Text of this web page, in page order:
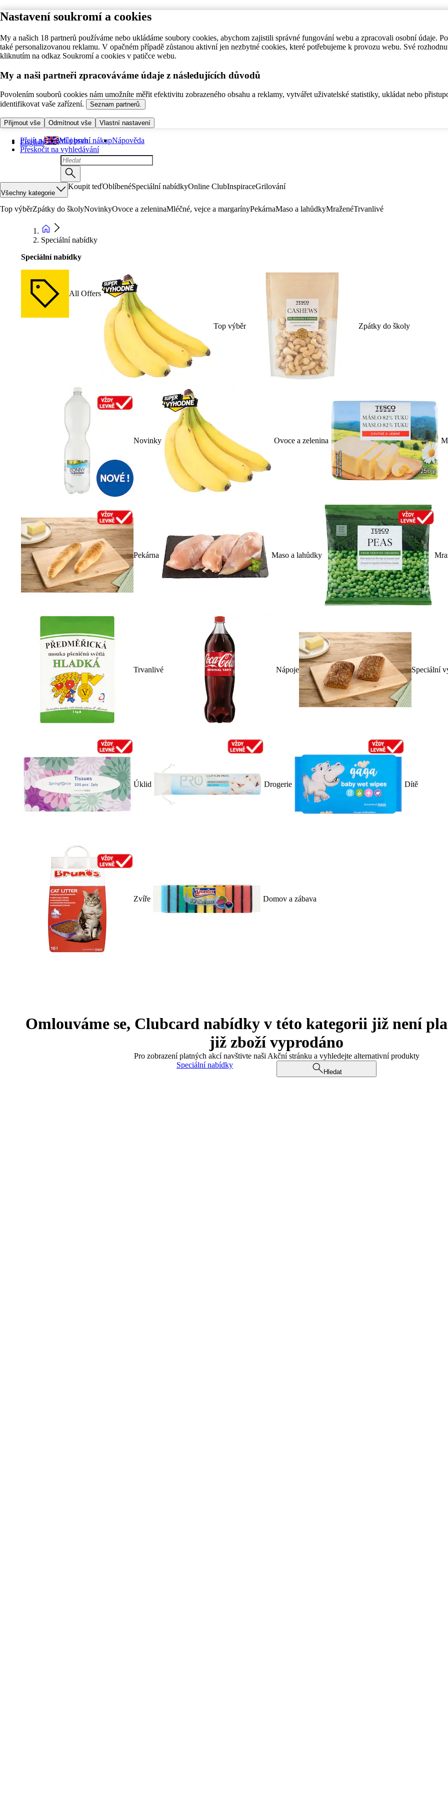
Nastavení soukromí a cookies
My a našich 18 partnerů používáme nebo ukládáme soubory cookies, abychom zajistili správné fungování webu a zpracovali osobní údaje.
také personalizovanou reklamu. V opačném případě zůstanou aktivní jen nezbytné cookies, které potřebujeme k provozu webu. Své
kliknutím na odkaz Soukromí a cookies v patičce webu.
My a naši partneři zpracováváme údaje z následujících důvodů
Povolením souborů cookies nám umožníte měřit efektivitu zobrazeného obsahu a reklamy, vytvářet uživatelské statistiky, ukládat nebo
identifikovat vaše zařízení.
Seznam partnerů.
Přijmout vše Odmítnout vše Vlastní nastavení
Přejít na hlavní obsah
Přeskočit na vyhledávání
English Můj první nákupNápověda
Všechny kategorie
Koupit teďOblíbenéSpeciální nabídkyOnline ClubInspiraceGrilování
Top výběrZpátky do školyNovinkyOvoce a zeleninaMléčné, vejce a margarínyPekárnaMaso a lahůdkyMraženéTrvanlivé
Speciální nabídky
Speciální nabídky
All Offers
Top výběr Zpátky do školy
Novinky Ovoce a zelenina
Pekárna Maso a lahůdky
Trvanlivé Nápoje Speciální
Úklid Drogerie Dítě
Zvíře Domov a zábava
Omlouváme se, Clubcard nabídky v této kategorii již není
již zboží vyprodáno
Pro zobrazení platných akcí navštivte naši Akční stránku a vyhledejte alternativní produkty
Speciální nabídky
Hledat